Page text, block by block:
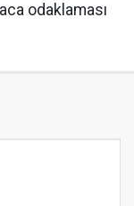
odaklaması